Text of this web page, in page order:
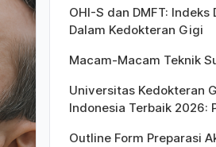
OHI-S dan DMFT: Indeks
Dalam Kedokteran Gigi
Macam-Macam Teknik
Universitas Kedokteran
Indonesia Terbaik 2026:
Outline Form Preparasi